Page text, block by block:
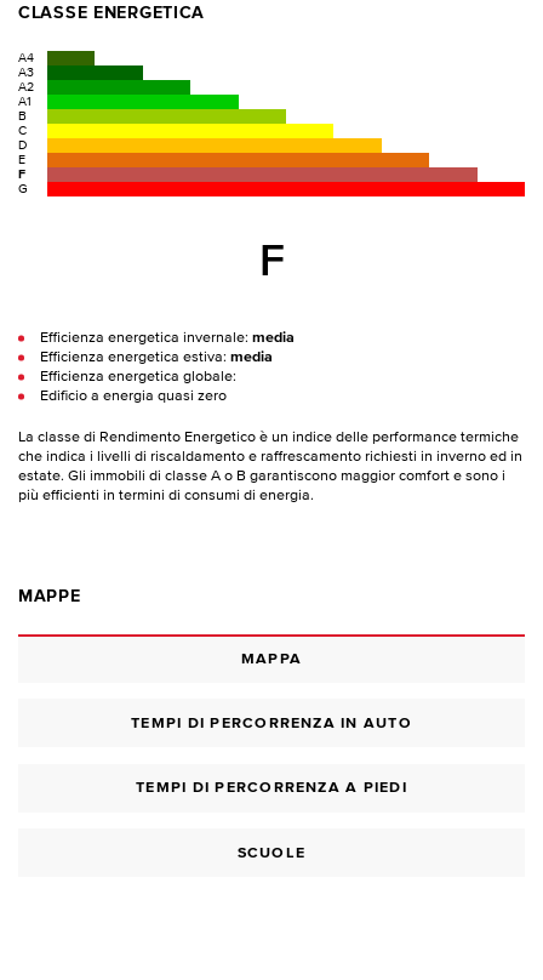
CLASSE ENERGETICA
A4
A3
A2
A1
B
C
D
E
F
G
F
Efficienza energetica invernale: media
Efficienza energetica estiva: media
Efficienza energetica globale:
Edificio a energia quasi zero
La classe di Rendimento Energetico è un indice delle performance termiche
che indica i livelli di riscaldamento e raffrescamento richiesti in inverno ed in
estate. Gli immobili di classe A o B garantiscono maggior comfort e sono i
più efficienti in termini di consumi di energia.
MAPPE
MAPPA
TEMPI DI PERCORRENZA IN AUTO
TEMPI DI PERCORRENZA A PIEDI
SCUOLE